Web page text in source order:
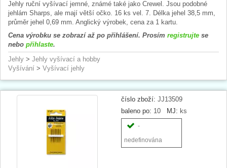
Jehly ruční vyšívací jemné, známé také jako Crewel. Jsou podobné
jehlám Sharps, ale mají větší očko. 16 ks vel. 7. Délka jehel 38,5 mm,
průměr jehel 0,69 mm. Anglický výrobek, cena za 1 kartu.
Cena výrobku se zobrazí až po přihlášení. Prosím registrujte se
nebo přihlaste.
Jehly > Jehly vyšívací a hobby
Vyšívání > Vyšívací jehly
číslo zboží: JJ13509
baleno po: 10 MJ: ks
-
nedefinována